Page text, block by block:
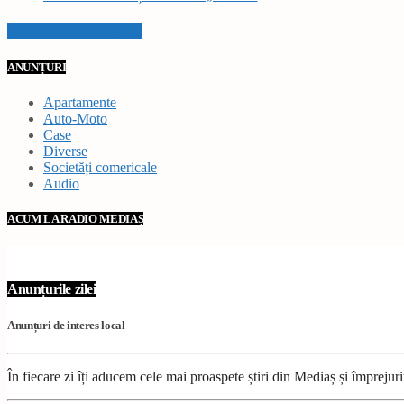
ANUNȚURI
Apartamente
Auto-Moto
Case
Diverse
Societăți comericale
Audio
ACUM LA RADIO MEDIAȘ
Anunțurile zilei
Anunțuri de interes local
În fiecare zi îți aducem cele mai proaspete știri din Mediaș și